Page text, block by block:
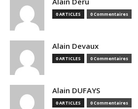
0 ARTICLES 0 Commentaires
Alain Devaux
0 ARTICLES 0 Commentaires
Alain DUFAYS
0 ARTICLES 0 Commentaires